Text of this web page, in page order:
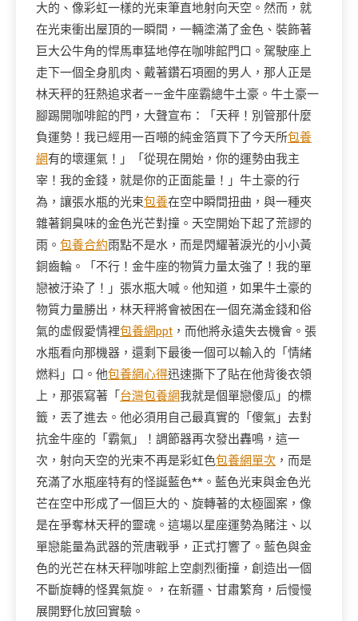
大的、像彩虹一樣的光束筆直地射向天空。然而，就
在光束衝出屋頂的一瞬間，一輛塗滿了金色、裝飾著
巨大公牛角的悍馬車猛地停在咖啡館門口。駕駛座上
走下一個全身肌肉、戴著鑽石項圈的男人，那人正是
林天秤的狂熱追求者——金牛座霸總牛土豪。牛土豪一
腳踢開咖啡館的門，大聲宣布：「天秤！別管那什麼
負運勢！我已經用一百噸的純金箔買下了今天所包養
網有的壞運氣！」「從現在開始，你的運勢由我主
宰！我的金錢，就是你的正面能量！」牛土豪的行
為，讓張水瓶的光束包養在空中瞬間扭曲，與一種夾
雜著銅臭味的金色光芒對撞。天空開始下起了荒謬的
雨。 包養合約雨點不是水，而是閃耀著淚光的小小黃
銅齒輪。「不行！金牛座的物質力量太強了！我的單
戀被汙染了！」張水瓶大喊。他知道，如果牛土豪的
物質力量勝出，林天秤將會被困在一個充滿金錢和俗
氣的虛假愛情裡包養網ppt ，而他將永遠失去機會。張
水瓶看向那機器，還剩下最後一個可以輸入的「情緒
燃料」口。他包養網心得迅速撕下了貼在他背後衣領
上，那張寫著「 台灣包養網我就是個單戀傻瓜」的標
籤，丟了進去。他必須用自己最真實的「傻氣」去對
抗金牛座的「霸氣」！調節器再次發出轟鳴，這一
次，射向天空的光束不再是彩虹色包養網單次 ，而是
充滿了水瓶座特有的怪誕藍色**。藍色光束與金色光
芒在空中形成了一個巨大的、旋轉著的太極圖案，像
是在爭奪林天秤的靈魂。這場以星座運勢為賭注、以
單戀能量為武器的荒唐戰爭，正式打響了。藍色與金
色的光芒在林天秤咖啡館上空劇烈衝撞，創造出一個
不斷旋轉的怪異氣旋。，在新疆、甘肅繁育，后慢慢
展開野化放回實驗。